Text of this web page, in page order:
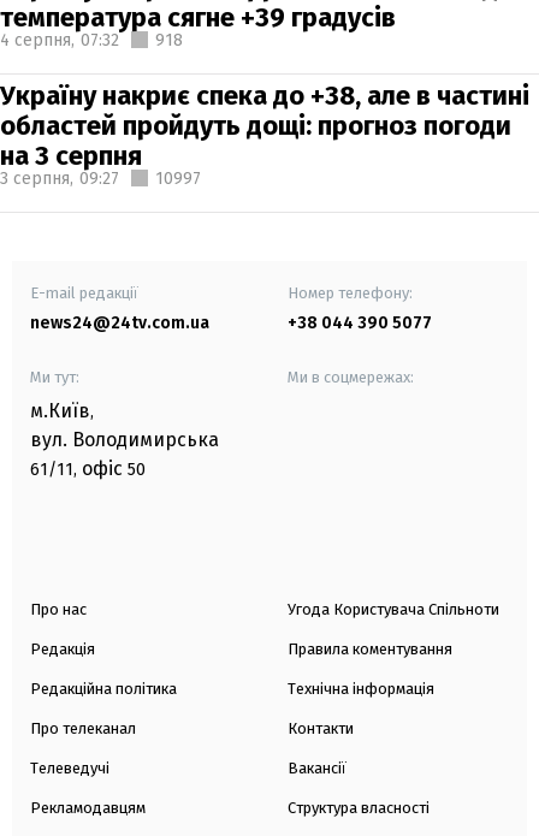
температура сягне +39 градусів
4 серпня, 07:32 918
Україну накриє спека до +38, але в частині
областей пройдуть дощі: прогноз погоди
на 3 серпня
3 серпня, 09:27 10997
E-mail редакції
news24@24tv.com.ua
Номер телефону:
+38 044 390 5077
Ми тут:
м.Київ,
вул. Володимирська
61/11, офіс 50
Ми в соцмережах:
Про нас
Редакція
Редакційна політика
Про телеканал
Телеведучі
Рекламодавцям
Угода Користувача Спільноти
Правила коментування
Технічна інформація
Контакти
Вакансії
Структура власності